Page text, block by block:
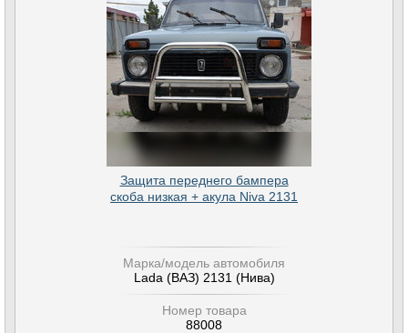
Защита переднего бампера
скоба низкая + акула Niva 2131
Марка/модель автомобиля
Lada (ВАЗ) 2131 (Нива)
Номер товара
88008